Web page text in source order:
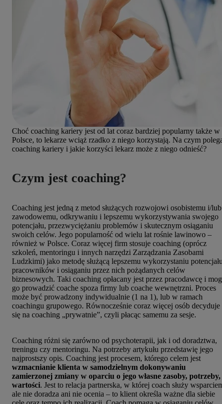
Choć coaching kariery jest od lat coraz bardziej popularny także w
Polsce, to lekarze wciąż rzadko z niego korzystają. Na czym
coaching kariery i jakie korzyści lekarz może z niego odnieść?
Czym jest coaching?
Coaching jest jedną z metod służących rozwojowi osobistemu i/lub
zawodowemu, odkrywaniu i lepszemu wykorzystywania swojego
potencjału, przezwyciężaniu problemów i skutecznym osiąganiu
swoich celów. Jego popularność od wielu lat rośnie lawinowo –
również w Polsce. Coraz więcej firm stosuje coaching (oprócz
szkoleń, mentoringu i innych narzędzi Zarządzania Zasobami
Ludzkimi) jako metodę służącą lepszemu wykorzystaniu
pracowników i osiąganiu przez nich pożądanych celów
biznesowych. Taki coaching opłacany jest przez pracodawcę i
go prowadzić coache spoza firmy lub coache wewnętrzni. Proces
może być prowadzony indywidualnie (1 na 1), lub w ramach
coachingu grupowego. Równocześnie coraz więcej osób decyduje
się na coaching „prywatnie”, czyli płacąc samemu za sesje.
Coaching różni się zarówno od psychoterapii, jak i od doradztwa,
treningu czy mentoringu. Na potrzeby artykułu przedstawię jego
najprostszy opis. Coaching jest procesem, którego celem jest
wzmacnianie klienta w samodzielnym dokonywaniu
zamierzonej zmiany w oparciu o jego własne zasoby, potrzeby,
wartości. Jest to relacja partnerska, w której coach służy
ale nie doradza ani nie ocenia – to klient określa ważne dla siebie